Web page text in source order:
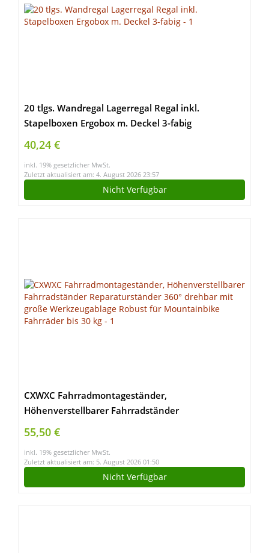
20 tlgs. Wandregal Lagerregal Regal inkl.
Stapelboxen Ergobox m. Deckel 3-fabig
40,24 €
inkl. 19% gesetzlicher MwSt.
Zuletzt aktualisiert am: 4. August 2026 23:57
Nicht Verfügbar
CXWXC Fahrradmontageständer,
Höhenverstellbarer Fahrradständer
Reparaturständer 360° drehbar mit große
Werkzeugablage Robust für Mountainbike
Fahrräder bis 30 kg
55,50 €
inkl. 19% gesetzlicher MwSt.
Zuletzt aktualisiert am: 5. August 2026 01:50
Nicht Verfügbar